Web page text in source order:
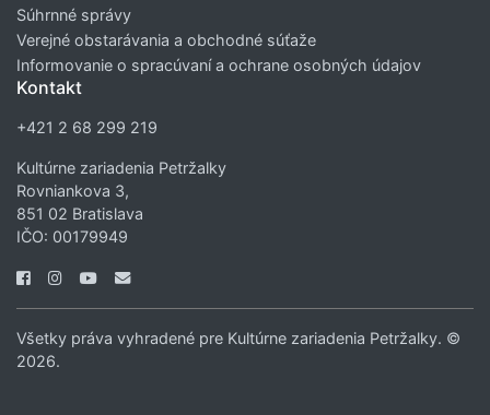
Súhrnné správy
Verejné obstarávania a obchodné súťaže
Informovanie o spracúvaní a ochrane osobných údajov
Kontakt
+421 2 68 299 219
Kultúrne zariadenia Petržalky
Rovniankova 3,
851 02 Bratislava
IČO: 00179949
Všetky práva vyhradené pre Kultúrne zariadenia Petržalky. ©
2026.